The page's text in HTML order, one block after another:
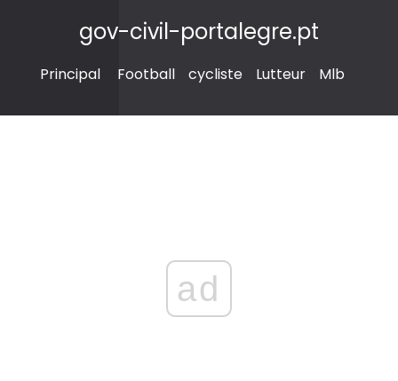
gov-civil-portalegre.pt
Principal Football cycliste Lutteur Mlb
ad